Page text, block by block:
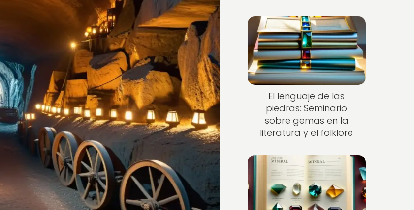
El lenguaje de las
piedras: Seminario
sobre gemas en la
literatura y el folklore